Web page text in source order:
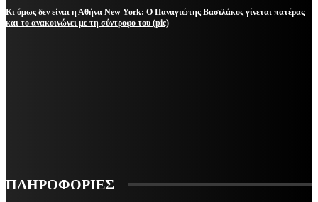
Κι όμως δεν είναι η Αθήνα New York: Ο Παναγιώτης Βασιλάκος γίνεται πατέρας
και το ανακοινώνει με τη σύντροφο του (pic)
ΠΛΗΡΟΦΟΡΙΕΣ